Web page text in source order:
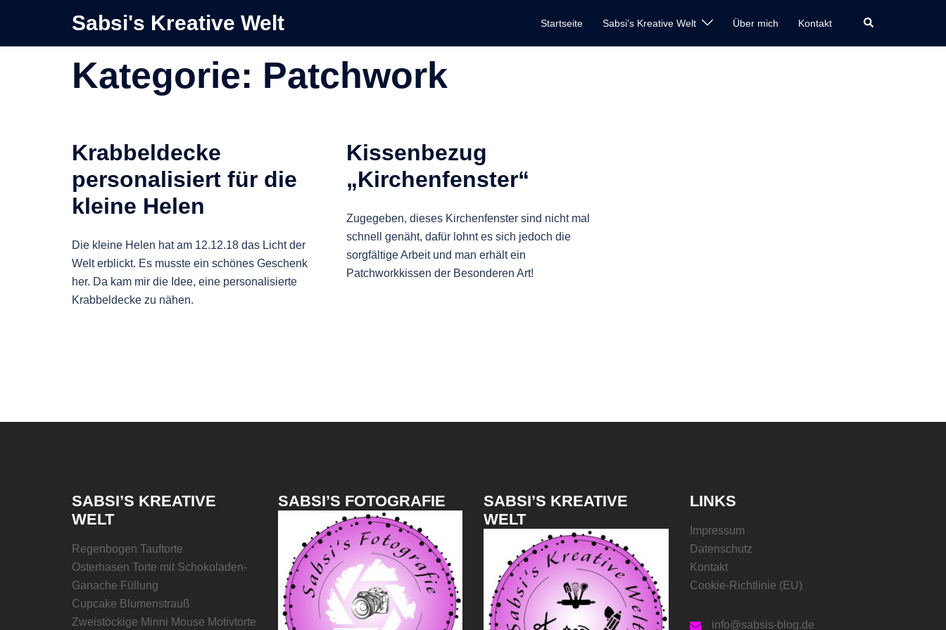
springen
Sabsi's Kreative Welt Startseite Sabsi’s Kreative Welt Über mich Kontakt Suche
Kategorie: Patchwork
Krabbeldecke
personalisiert für die
kleine Helen
Die kleine Helen hat am 12.12.18 das Licht der
Welt erblickt. Es musste ein schönes Geschenk
her. Da kam mir die Idee, eine personalisierte
Krabbeldecke zu nähen.
Kissenbezug
„Kirchenfenster“
Zugegeben, dieses Kirchenfenster sind nicht mal
schnell genäht, dafür lohnt es sich jedoch die
sorgfältige Arbeit und man erhält ein
Patchworkkissen der Besonderen Art!
SABSI’S KREATIVE
WELT
Regenbogen Tauftorte
Osterhasen Torte mit Schokoladen-
Ganache Füllung
Cupcake Blumenstrauß
Zweistöckige Minni Mouse Motivtorte
SABSI’S FOTOGRAFIE
SABSI’S KREATIVE
WELT
LINKS
Impressum
Datenschutz
Kontakt
Cookie-Richtlinie (EU)
info@sabsis-blog.de